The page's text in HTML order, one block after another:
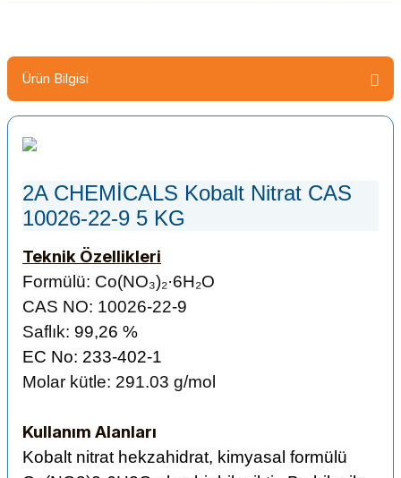
Ürün Bilgisi
2A CHEMİCALS Kobalt Nitrat CAS
10026-22-9 5 KG
Teknik Özellikleri
Formülü: Co(NO₃)₂·6H₂O
CAS NO: 10026-22-9
Saflık: 99,26 %
EC No: 233-402-1
Molar kütle: 291.03 g/mol
Kullanım Alanları
Kobalt nitrat hekzahidrat, kimyasal formülü